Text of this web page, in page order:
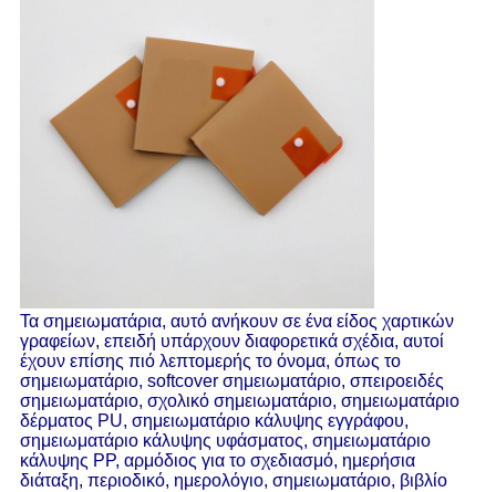
Τα σημειωματάρια, αυτό ανήκουν σε ένα είδος χαρτικών
γραφείων, επειδή υπάρχουν διαφορετικά σχέδια, αυτοί
έχουν επίσης πιό λεπτομερής το όνομα, όπως το
σημειωματάριο, softcover σημειωματάριο, σπειροειδές
σημειωματάριο, σχολικό σημειωματάριο, σημειωματάριο
δέρματος PU, σημειωματάριο κάλυψης εγγράφου,
σημειωματάριο κάλυψης υφάσματος, σημειωματάριο
κάλυψης PP, αρμόδιος για το σχεδιασμό, ημερήσια
διάταξη, περιοδικό, ημερολόγιο, σημειωματάριο, βιβλίο